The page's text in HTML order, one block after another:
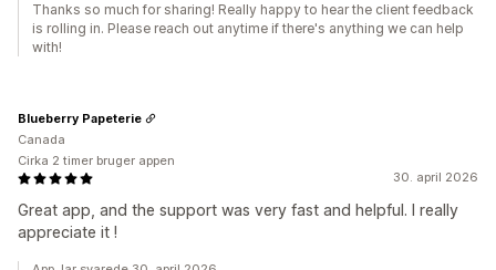
Thanks so much for sharing! Really happy to hear the client feedback
is rolling in. Please reach out anytime if there's anything we can help
with!
30. april 2026
Great app, and the support was very fast and helpful. I really
appreciate it !
Blueberry Papeterie
Canada
Cirka 2 timer bruger appen